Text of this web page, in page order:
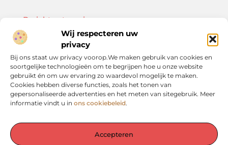
Wij respecteren uw
privacy
Bij ons staat uw privacy voorop.We maken gebruik van cookies en
soortgelijke technologieën om te begrijpen hoe u onze website
gebruikt én om uw ervaring zo waardevol mogelijk te maken.
Cookies hebben diverse functies, zoals het tonen van
gepersonaliseerde advertenties en het meten van sitegebruik. Meer
informatie vindt u in ons cookiebeleid.
Accepteren
Onze informatie
Bericht categorie